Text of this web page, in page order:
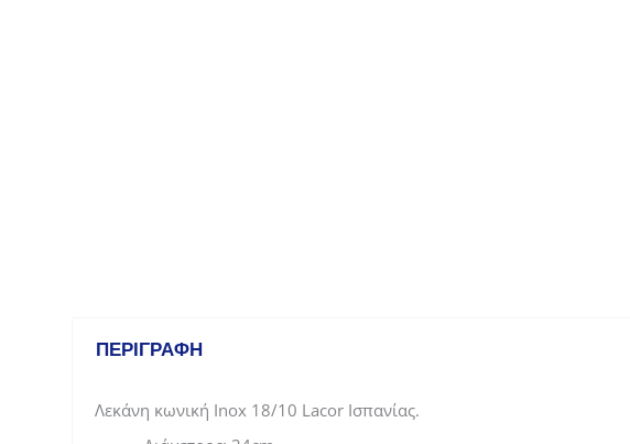
ΠΕΡΙΓΡΑΦΉ
Λεκάνη κωνική Inox 18/10 Lacor Ισπανίας.